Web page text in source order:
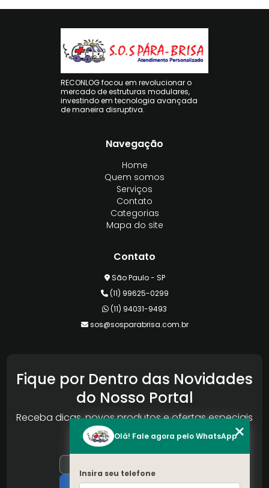
RECONLOG focou em revolucionar o
mercado de estruturas modulares,
investindo em tecnologia avançada
de maneira disruptiva.
Navegação
Home
Quem somos
Serviços
Contato
Categorias
Mapa do site
Contato
São Paulo - SP
(11) 99625-0299
(11) 94031-9493
sos@sosparabrisa.com.br
Fique por Dentro das Novidades
do Nosso Portal
Receba dicas, novos produtos e ofertas especiais
da Reconlog
Olá! Fale agora pelo WhatsApp
Insira seu telefone